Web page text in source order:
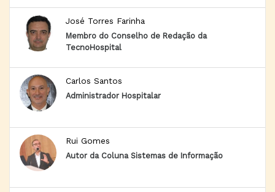
José Torres Farinha
Membro do Conselho de Redação da
TecnoHospital
Carlos Santos
Administrador Hospitalar
Rui Gomes
Autor da Coluna Sistemas de Informação